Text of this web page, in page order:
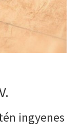
ingyenes